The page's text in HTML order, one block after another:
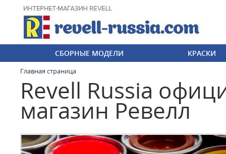
СБОРНЫЕ МОДЕЛИ КРАСКИ
Главная страница
Revell Russia
магазин Ревелл